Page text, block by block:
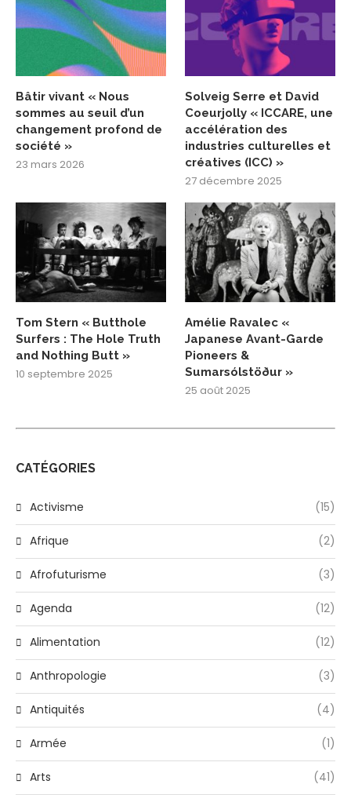
Bâtir vivant « Nous
sommes au seuil d’un
changement profond de
société »
23 mars 2026
Solveig Serre et David
Coeurjolly « ICCARE, une
accélération des
industries culturelles et
créatives (ICC) »
27 décembre 2025
Tom Stern « Butthole
Surfers : The Hole Truth
and Nothing Butt »
10 septembre 2025
Amélie Ravalec «
Japanese Avant-Garde
Pioneers &
Sumarsólstöður »
25 août 2025
CATÉGORIES
Activisme (15)
Afrique (2)
Afrofuturisme (3)
Agenda (12)
Alimentation (12)
Anthropologie (3)
Antiquités (4)
Armée (1)
Arts (41)